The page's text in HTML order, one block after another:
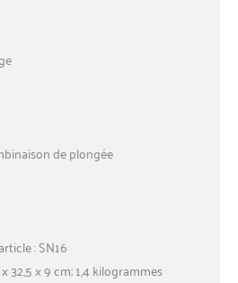
de plongée
: SN16
32,5 x 9 cm; 1,4 kilogrammes